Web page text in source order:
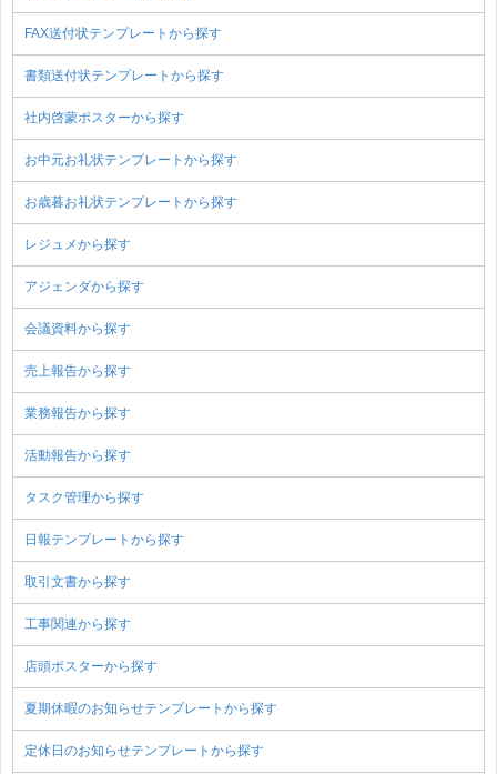
FAX送付状テンプレートから探す
書類送付状テンプレートから探す
社内啓蒙ポスターから探す
お中元お礼状テンプレートから探す
お歳暮お礼状テンプレートから探す
レジュメから探す
アジェンダから探す
会議資料から探す
売上報告から探す
業務報告から探す
活動報告から探す
タスク管理から探す
日報テンプレートから探す
取引文書から探す
工事関連から探す
店頭ポスターから探す
夏期休暇のお知らせテンプレートから探す
定休日のお知らせテンプレートから探す